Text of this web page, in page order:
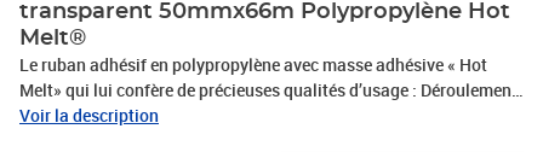
transparent 50mmx66m Polypropylène Hot
Melt®
Le ruban adhésif en polypropylène avec masse adhésive « Hot
Melt» qui lui confère de précieuses qualités d’usage : Déroulement
rapide - Enduit résistant à l’humidité – Enduit résistant aux
Voir la description